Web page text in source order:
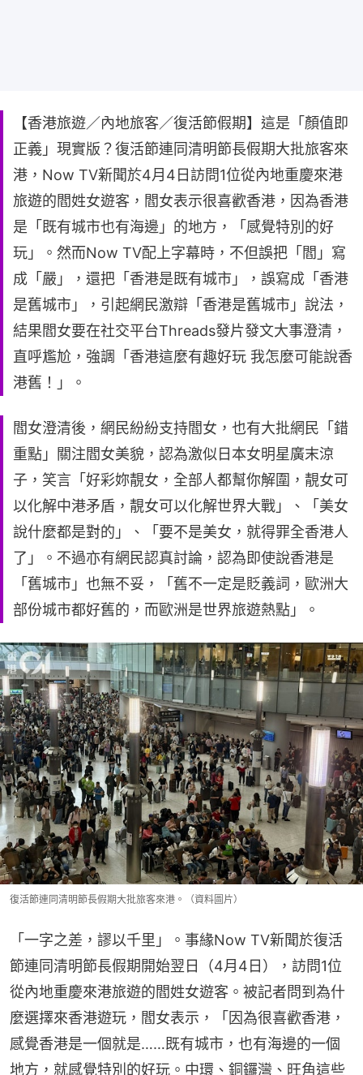
【香港旅遊／內地旅客／復活節假期】這是「顏值即
正義」現實版？復活節連同清明節長假期大批旅客來
港，Now TV新聞於4月4日訪問1位從內地重慶來港
旅遊的閻姓女遊客，閻女表示很喜歡香港，因為香港
是「既有城市也有海邊」的地方，「感覺特別的好
玩」。然而Now TV配上字幕時，不但誤把「閻」寫
成「嚴」，還把「香港是既有城市」，誤寫成「香港
是舊城市」，引起網民激辯「香港是舊城市」說法，
結果閻女要在社交平台Threads發片發文大事澄清，
直呼尷尬，強調「香港這麼有趣好玩 我怎麼可能說香
港舊！」。
閻女澄清後，網民紛紛支持閻女，也有大批網民「錯
重點」關注閻女美貌，認為激似日本女明星廣末涼
子，笑言「好彩妳靚女，全部人都幫你解圍，靚女可
以化解中港矛盾，靚女可以化解世界大戰」、「美女
說什麼都是對的」、「要不是美女，就得罪全香港人
了」。不過亦有網民認真討論，認為即使說香港是
「舊城市」也無不妥，「舊不一定是貶義詞，歐洲大
部份城市都好舊的，而歐洲是世界旅遊熱點」。
復活節連同清明節長假期大批旅客來港。（資料圖片）
「一字之差，謬以千里」。事緣Now TV新聞於復活
節連同清明節長假期開始翌日（4月4日），訪問1位
從內地重慶來港旅遊的閻姓女遊客。被記者問到為什
麼選擇來香港遊玩，閻女表示，「因為很喜歡香港，
感覺香港是一個就是……既有城市，也有海邊的一個
地方，就感覺特別的好玩。中環、銅鑼灣、旺角這些